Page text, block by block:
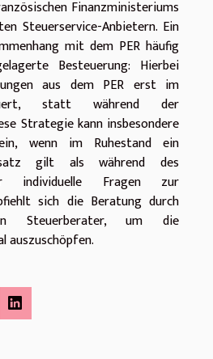
Finanzministeriums
Steuerservice-Anbietern. Ein
mit dem PER häufig
Besteuerung: Hierbei
aus dem PER erst im
statt während der
Strategie kann insbesondere
wenn im Ruhestand ein
gilt als während des
individuelle Fragen zur
sich die Beratung durch
Steuerberater, um die
auszuschöpfen.